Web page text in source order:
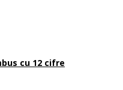
cu 12 cifre